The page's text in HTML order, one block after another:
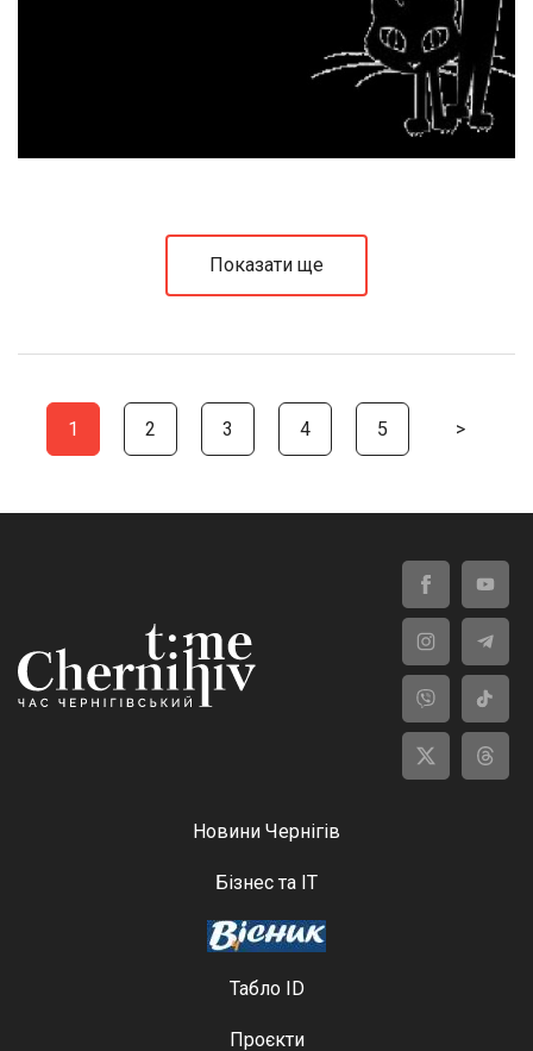
Показати ще
1 2 3 4 5 >
Новини Чернігів
Бізнес та ІТ
Табло ID
Проєкти